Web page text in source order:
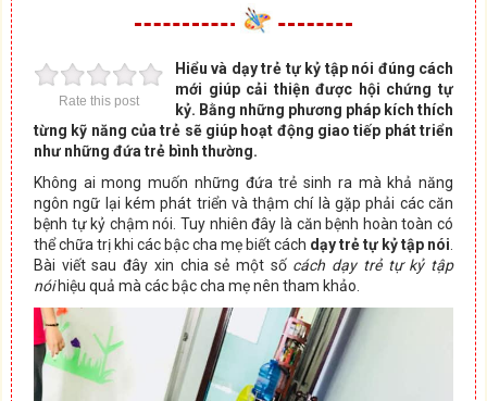
Rate this post
Hiểu và dạy trẻ tự kỷ tập nói đúng cách
mới giúp cải thiện được hội chứng tự
kỷ. Bằng những phương pháp kích thích
từng kỹ năng của trẻ sẽ giúp hoạt động giao tiếp phát triển
như những đứa trẻ bình thường.
Không ai mong muốn những đứa trẻ sinh ra mà khả năng
ngôn ngữ lại kém phát triển và thậm chí là gặp phải các căn
bệnh tự kỷ chậm nói. Tuy nhiên đây là căn bệnh hoàn toàn có
thể chữa trị khi các bậc cha mẹ biết cách dạy trẻ tự kỷ tập nói
Bài viết sau đây xin chia sẻ một số cách dạy trẻ tự kỷ tập
nóihiệu quả mà các bậc cha mẹ nên tham khảo.